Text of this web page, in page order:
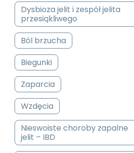
Dysbioza jelit i zespół jelita
przesiąkliwego
Ból brzucha
Biegunki
Zaparcia
Wzdęcia
Nieswoiste choroby zapalne
jelit – IBD